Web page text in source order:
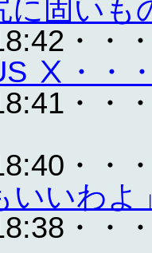
に固い
・・
Ⅹ・・
・・
・・
いいわよ
・・